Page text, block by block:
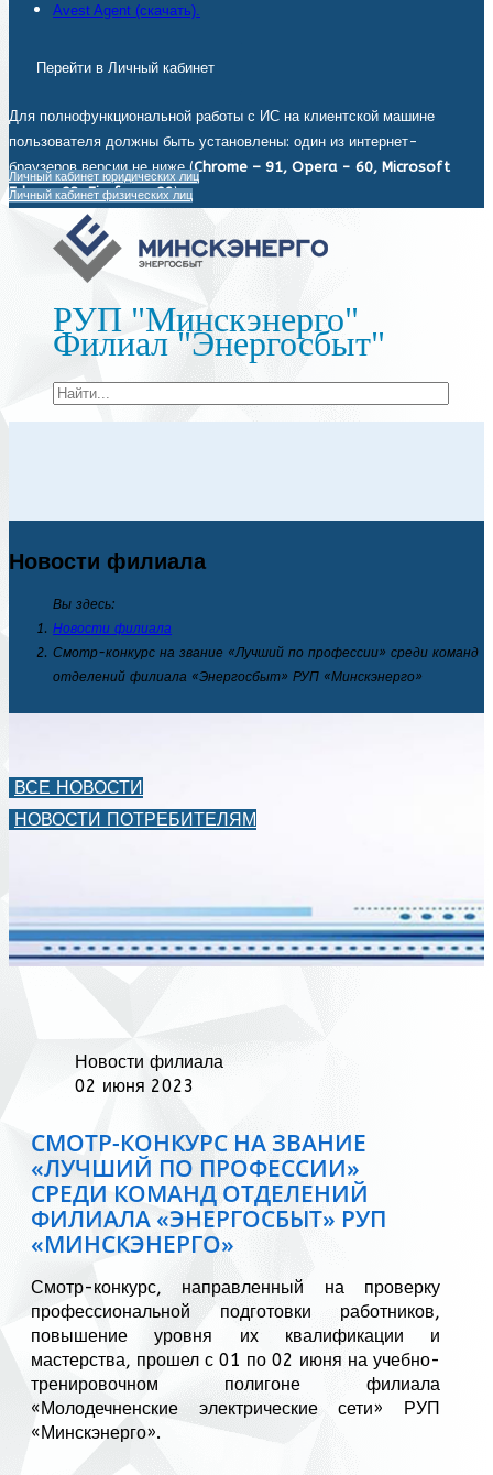
Avest Agent (скачать).
Перейти в Личный кабинет
Для полнофункциональной работы с ИС на клиентской машине
пользователя должны быть установлены: один из интернет-
браузеров версии не ниже (Chrome – 91, Opera - 60, Microsoft
Edge - 93, Firefox - 92).
Личный кабинет юридических лиц
Личный кабинет физических лиц
РУП "Минскэнерго"
Филиал "Энергосбыт"
Новости филиала
Вы здесь:
Новости филиала
Смотр-конкурс на звание «Лучший по профессии» среди команд
отделений филиала «Энергосбыт» РУП «Минскэнерго»
ВСЕ НОВОСТИ
НОВОСТИ ПОТРЕБИТЕЛЯМ
Новости филиала
02 июня 2023
СМОТР-КОНКУРС НА ЗВАНИЕ
«ЛУЧШИЙ ПО ПРОФЕССИИ»
СРЕДИ КОМАНД ОТДЕЛЕНИЙ
ФИЛИАЛА «ЭНЕРГОСБЫТ» РУП
«МИНСКЭНЕРГО»
Смотр-конкурс, направленный на проверку
профессиональной подготовки работников,
повышение уровня их квалификации и
мастерства, прошел с 01 по 02 июня на учебно-
тренировочном полигоне филиала
«Молодечненские электрические сети» РУП
«Минскэнерго».